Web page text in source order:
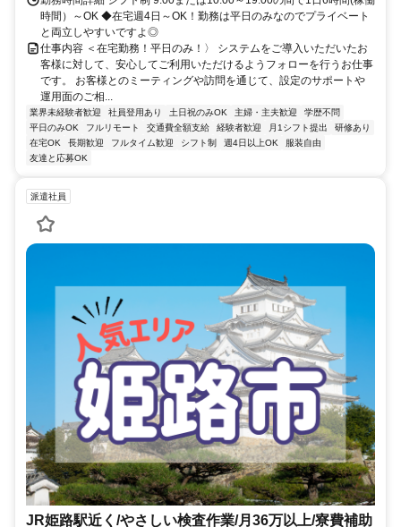
時間）～OK ◆在宅週4日～OK！勤務は平日のみなのでプライベート
と両立しやすいですよ◎
仕事内容 ＜在宅勤務！平日のみ！〉 システムをご導入いただいたお
客様に対して、安心してご利用いただけるようフォローを行うお仕事
です。 お客様とのミーティングや訪問を通じて、設定のサポートや
運用面のご相...
業界未経験者歓迎 社員登用あり 土日祝のみOK 主婦・主夫歓迎
学歴不問
平日のみOK
フルリモート 交通費全額支給 経験者歓迎 月1シフト提出
研修あり
在宅OK
長期歓迎 フルタイム歓迎 シフト制 週4日以上OK
服装自由
友達と応募OK
派遣社員
JR姫路駅近く/やさしい検査作業/月36万以上/寮費補助